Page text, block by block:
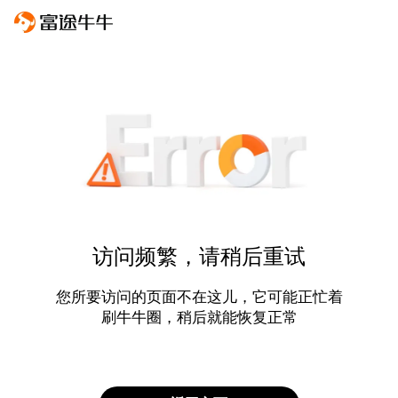
访问频繁，请稍后重试
您所要访问的页面不在这儿，它可能正忙着
刷牛牛圈，稍后就能恢复正常